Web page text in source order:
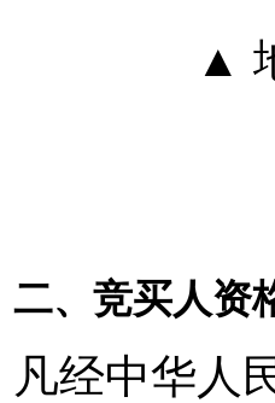
▲
二、竞买人资
凡经中华人